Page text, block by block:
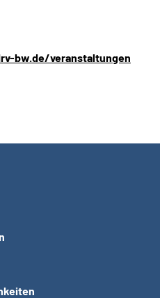
bw.de/veranstaltungen